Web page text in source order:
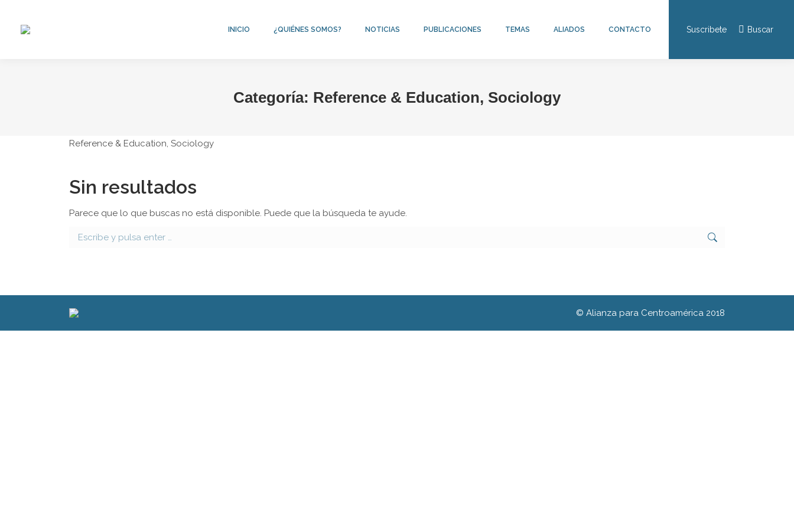
INICIO ¿QUIÉNES SOMOS? NOTICIAS PUBLICACIONES TEMAS ALIADOS CONTACTO Suscribete Buscar:
Buscar
Categoría: Reference & Education, Sociology
Reference & Education, Sociology
Sin resultados
Parece que lo que buscas no está disponible. Puede que la búsqueda te ayude.
Buscar:
© Alianza para Centroamérica 2018